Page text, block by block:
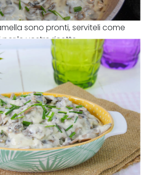
sono pronti, serviteli come
le vostre ricette.